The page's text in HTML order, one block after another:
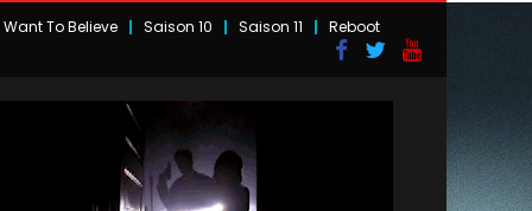
Want To Believe Saison 10 Saison 11 Reboot